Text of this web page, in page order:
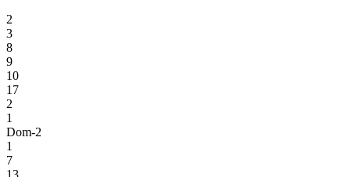
2
3
8
9
10
17
2
1
Dom-2
1
7
13